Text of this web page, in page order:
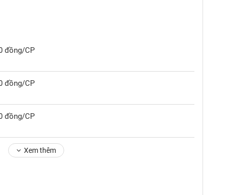
đồng/CP
đồng/CP
đồng/CP
Xem thêm